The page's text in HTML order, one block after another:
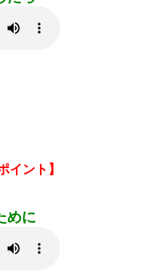
イント】
めに